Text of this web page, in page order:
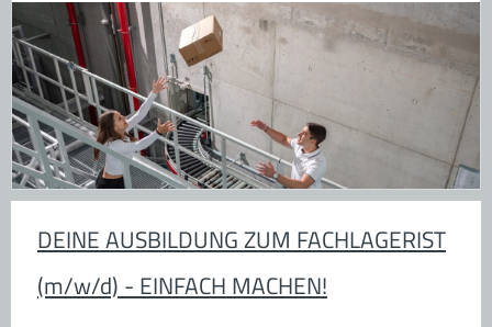
DEINE AUSBILDUNG ZUM FACHLAGERIST
(m/w/d) - EINFACH MACHEN!